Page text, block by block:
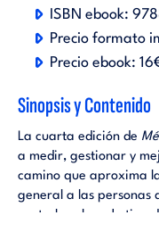
ISBN ebook:
Precio formato
Precio ebook:
Sinopsis y Contenido
La cuarta edición de
a medir, gestionar y
camino que aproxima
general a las personas
controlar el marketing